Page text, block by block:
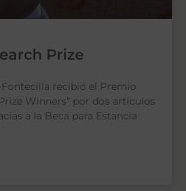
Prize
recibió el Premio
Prize Winners” por dos artículos
a la Beca para Estancia